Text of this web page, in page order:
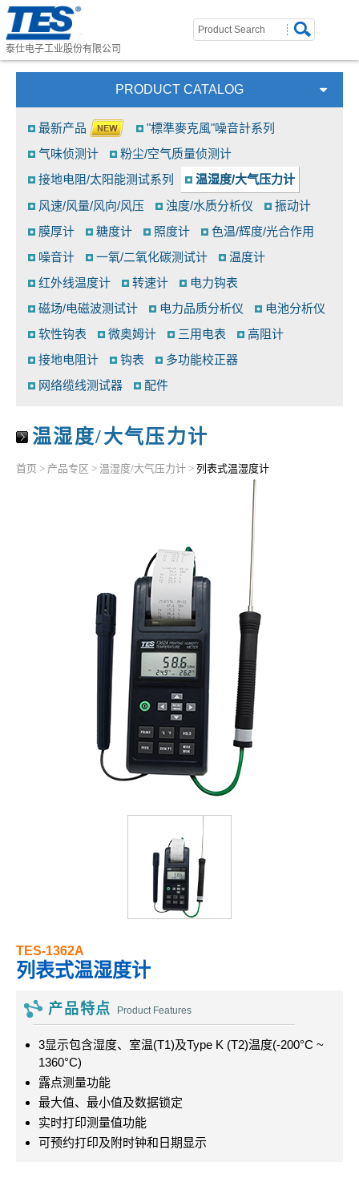
泰仕电子工业股份有限公司
PRODUCT CATALOG
最新产品
"標準麥克風"噪音計系列
气味侦测计
粉尘/空气质量侦测计
接地电阻/太阳能测试系列
温湿度/大气压力计
风速/风量/风向/风压
浊度/水质分析仪
振动计
膜厚计
糖度计 照度计
色温/辉度/光合作用
噪音计
一氧/二氧化碳测试计
温度计
红外线温度计
转速计
电力钩表
磁场/电磁波测试计
电力品质分析仪
电池分析仪
软性钩表
微奥姆计 三用电表
高阻计
接地电阻计
钩表
多功能校正器
网络缆线测试器
配件
温湿度/大气压力计
首页 > 产品专区 > 温湿度/大气压力计 > 列表式温湿度计
TES-1362A
列表式温湿度计
产品特点 Product Features
3显示包含湿度、室温(T1)及Type K (T2)温度(-200°C ~
1360°C)
露点测量功能
最大值、最小值及数据锁定
实时打印测量值功能
可预约打印及附时钟和日期显示